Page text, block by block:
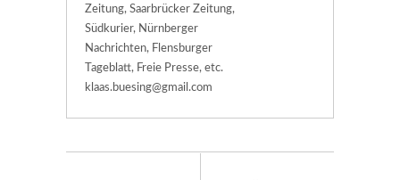
Zeitung, Saarbrücker Zeitung,
Südkurier, Nürnberger
Nachrichten, Flensburger
Tageblatt, Freie Presse, etc.
klaas.buesing@gmail.com